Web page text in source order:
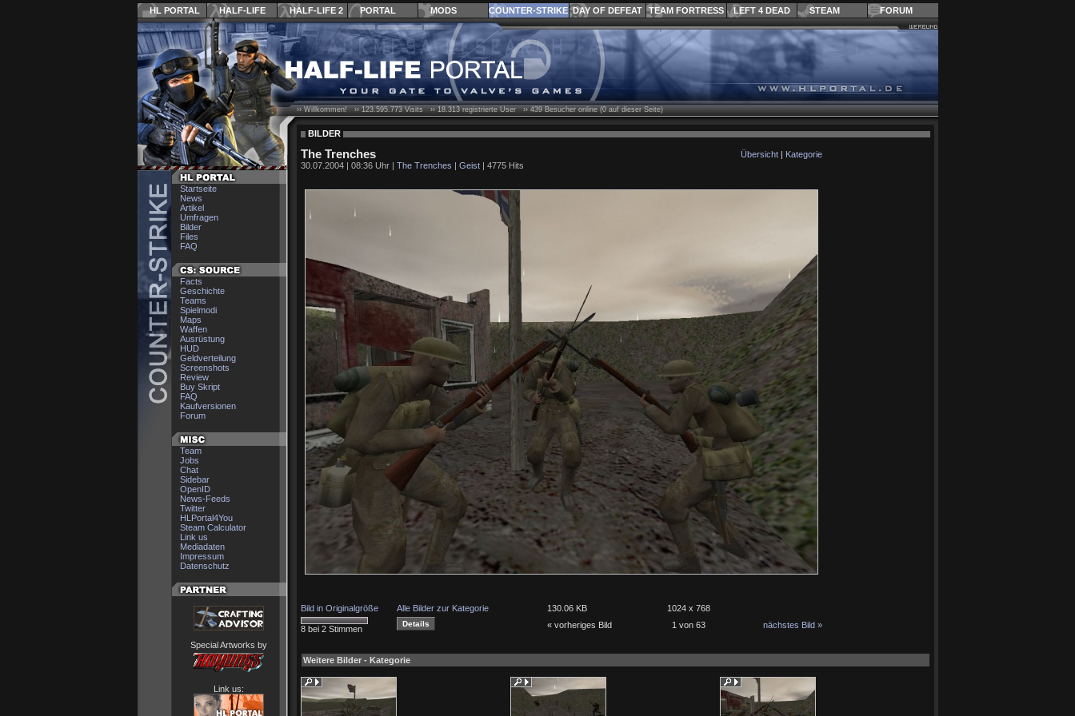
HL PORTAL HALF-LIFE HALF-LIFE 2 PORTAL MODS COUNTER-STRIKE DAY OF DEFEAT TEAM FORTRESS LEFT 4 DEAD STEAM FORUM
Startseite
News
Artikel
Umfragen
Bilder
Files
FAQ
Facts
Geschichte
Teams
Spielmodi
Maps
Waffen
Ausrüstung
HUD
Geldverteilung
Screenshots
Review
Buy Skript
FAQ
Kaufversionen
Forum
Team
Jobs
Chat
Sidebar
OpenID
News-Feeds
Twitter
HLPortal4You
Steam Calculator
Link us
Mediadaten
Impressum
Datenschutz
Special Artworks by
Link us:
›› Willkommen! ››123.595.773Visits ››18.313registrierte User ››439Besucher online (0 auf dieser Seite)
BILDER
The Trenches Übersicht| Kategorie
30.07.2004 | 08:36 Uhr | The Trenches | Geist| 4775 Hits
Bild in Originalgröße Alle Bilder zur Kategorie 130.06 KB 1024 x 768
8 bei 2 Stimmen « vorheriges Bild 1 von 63 nächstes Bild »
Weitere Bilder - Kategorie